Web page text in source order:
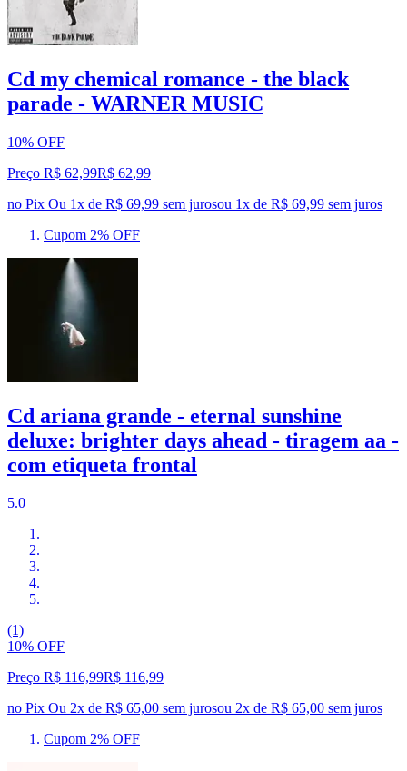
Cd my chemical romance - the black
parade - WARNER MUSIC
10% OFF
Preço R$ 62,99R$ 62,99
no Pix Ou 1x de R$ 69,99 sem jurosou 1x de R$ 69,99 sem juros
Cupom 2% OFF
Cd ariana grande - eternal sunshine
deluxe: brighter days ahead - tiragem aa -
com etiqueta frontal
5.0
(1)
10% OFF
Preço R$ 116,99R$ 116,99
no Pix Ou 2x de R$ 65,00 sem jurosou 2x de R$ 65,00 sem juros
Cupom 2% OFF